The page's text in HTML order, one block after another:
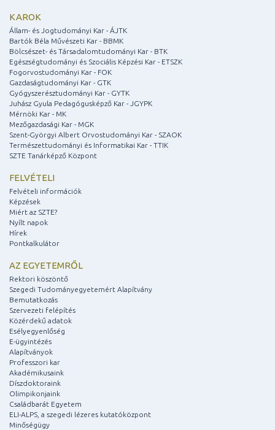
KAROK
Állam- és Jogtudományi Kar - ÁJTK
Bartók Béla Művészeti Kar - BBMK
Bölcsészet- és Társadalomtudományi Kar - BTK
Egészségtudományi és Szociális Képzési Kar - ETSZK
Fogorvostudományi Kar - FOK
Gazdaságtudományi Kar - GTK
Gyógyszerésztudományi Kar - GYTK
Juhász Gyula Pedagógusképző Kar - JGYPK
Mérnöki Kar - MK
Mezőgazdasági Kar - MGK
Szent-Györgyi Albert Orvostudományi Kar - SZAOK
Természettudományi és Informatikai Kar - TTIK
SZTE Tanárképző Központ
FELVÉTELI
Felvételi információk
Képzések
Miért az SZTE?
Nyílt napok
Hírek
Pontkalkulátor
AZ EGYETEMRŐL
Rektori köszöntő
Szegedi Tudományegyetemért Alapítvány
Bemutatkozás
Szervezeti felépítés
Közérdekű adatok
Esélyegyenlőség
E-ügyintézés
Alapítványok
Professzori kar
Akadémikusaink
Díszdoktoraink
Olimpikonjaink
Családbarát Egyetem
ELI-ALPS, a szegedi lézeres kutatóközpont
Minőségügy